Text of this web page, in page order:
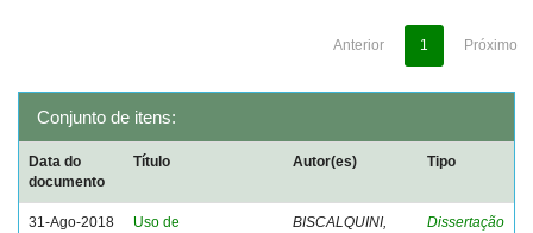
Anterior 1 Próximo
Conjunto de itens:
Data do
documento
Título Autor(es) Tipo
31-Ago-2018
Uso de
BISCALQUINI,
Dissertação